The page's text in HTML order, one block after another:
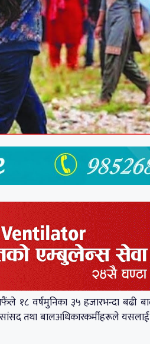
आफैंले १८ वर्षमुनिका ३५ हजारभन्दा बढी
तथा बालअधिकारकर्मीहरूले